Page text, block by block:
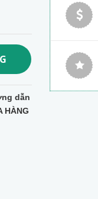
dẫn
HÀNG